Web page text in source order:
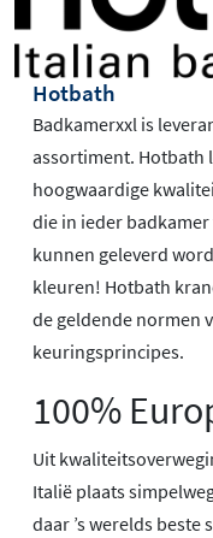
Hotbath
Badkamerxxl is
assortiment. Hotbath
hoogwaardige
die in ieder
kunnen geleverd
kleuren! Hotbath
de geldende normen
keuringsprincipes.
100%
Uit
Italië plaats
daar ’s werelds beste